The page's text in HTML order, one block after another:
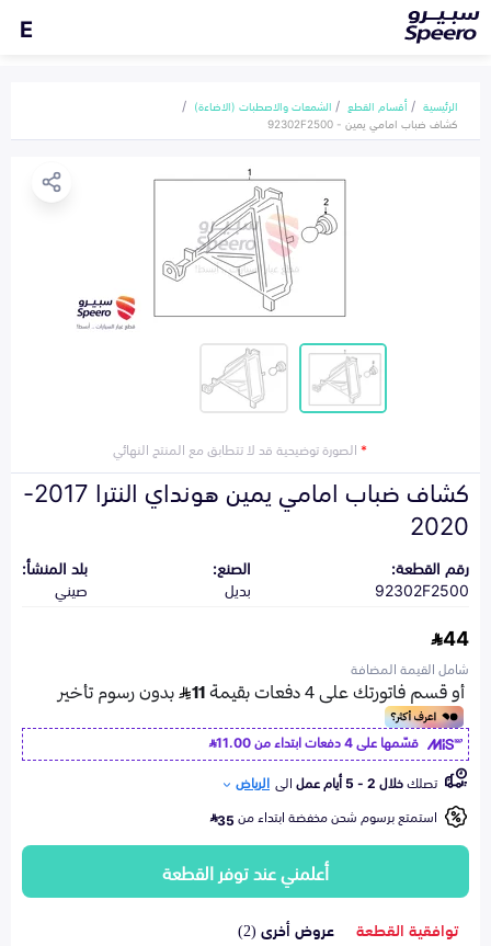
E
الرئيسية أقسام القطع
الشمعات والاصطبات (الاضاءة)
كشاف ضباب امامي يمين - 92302F2500
*الصورة توضيحية قد لا تتطابق مع المنتج النهائي
كشاف ضباب امامي يمين هونداي النترا 2017-
2020
رقم القطعة:
92302F2500
الصنع:
بديل
بلد المنشأ:
صيني
44
شامل القيمة المضافة
قسّمها على 4 دفعات ابتداء من
11.00
تصلكخلال 2 - 5 أيام عمل الى الرياض
استمتع برسوم شحن مخفضة ابتداء من35
أعلمني عند توفر القطعة
توافقية القطعة عروض أخرى (2)